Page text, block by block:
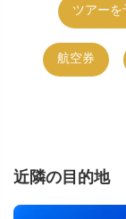
ツアーを
航空券
近隣の目的地